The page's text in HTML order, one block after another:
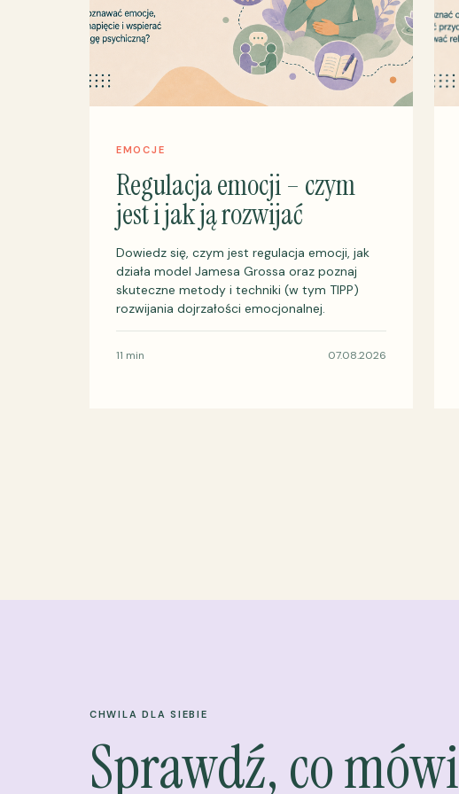
EMOCJE
Regulacja emocji – czym
jest i jak ją rozwijać
Dowiedz się, czym jest regulacja emocji, jak
działa model Jamesa Grossa oraz poznaj
skuteczne metody i techniki (w tym TIPP)
rozwijania dojrzałości emocjonalnej.
11 min 07.08.2026
CHWILA DLA SIEBIE
Sprawdź, co mówi